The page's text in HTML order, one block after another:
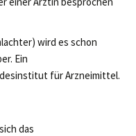
wird es schon
Ein
für Arzneimittel.
das